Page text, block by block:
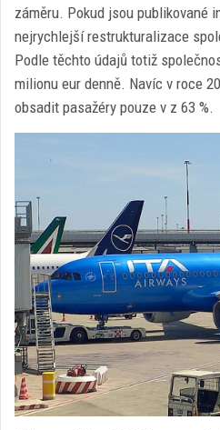
záměru. Pokud jsou publikované
nejrychlejší restrukturalizace
Podle těchto údajů totiž
milionu eur denně. Navíc v roce
obsadit pasažéry pouze v z 63 %.